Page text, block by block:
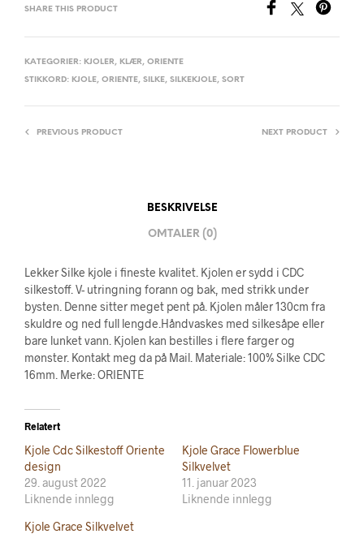
SHARE THIS PRODUCT
KATEGORIER: KJOLER, KLÆR, ORIENTE
STIKKORD: KJOLE, ORIENTE, SILKE, SILKEKJOLE, SORT
PREVIOUS PRODUCT NEXT PRODUCT
BESKRIVELSE
OMTALER (0)
Lekker Silke kjole i fineste kvalitet. Kjolen er sydd i CDC
silkestoff. V- utringning forann og bak, med strikk under
bysten. Denne sitter meget pent på. Kjolen måler 130cm fra
skuldre og ned full lengde.Håndvaskes med silkesåpe eller
bare lunket vann. Kjolen kan bestilles i flere farger og
mønster. Kontakt meg da på Mail. Materiale: 100% Silke CDC
16mm. Merke: ORIENTE
Relatert
Kjole Cdc Silkestoff Oriente
design
29. august 2022
Liknende innlegg
Kjole Grace Flowerblue
Silkvelvet
11. januar 2023
Liknende innlegg
Kjole Grace Silkvelvet